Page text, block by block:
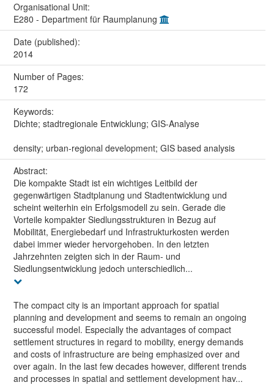
Organisational Unit:
E280 - Department für Raumplanung
Date (published):
2014
Number of Pages:
172
Keywords:
Dichte; stadtregionale Entwicklung; GIS-Analyse
density; urban-regional development; GIS based analysis
Abstract:
Die kompakte Stadt ist ein wichtiges Leitbild der
gegenwärtigen Stadtplanung und Stadtentwicklung und
scheint weiterhin ein Erfolgsmodell zu sein. Gerade die
Vorteile kompakter Siedlungsstrukturen in Bezug auf
Mobilität, Energiebedarf und Infrastrukturkosten werden
dabei immer wieder hervorgehoben. In den letzten
Jahrzehnten zeigten sich in der Raum- und
Siedlungsentwicklung jedoch unterschiedlich...
The compact city is an important approach for spatial
planning and development and seems to remain an ongoing
successful model. Especially the advantages of compact
settlement structures in regard to mobility, energy demands
and costs of infrastructure are being emphasized over and
over again. In the last few decades however, different trends
and processes in spatial and settlement development hav...